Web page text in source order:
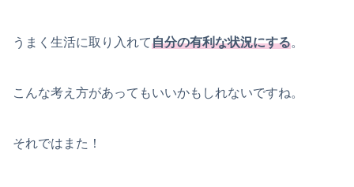
うまく生活に取り入れて自分の有利な状況にする。
こんな考え方があってもいいかもしれないですね。
それではまた！